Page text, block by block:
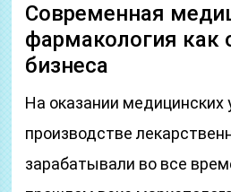
Современная
фармакология как
бизнеса
На оказании медицинских
производстве
зарабатывали во все